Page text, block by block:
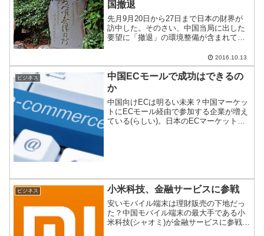
国撤退
先月9月20日から27日まで日本の財界が
訪中した。そのさい、中国当局に出した
要望に「撤退」の環境整備が含まれてお
2016.10.13
ビジネス
中国ECモールで成功はできるの
か
中国向けECは明るい未来？中国マーケッ
トにECモール経由で参加する企業が増え
ている(らしい)。日本のECマーケットの
ビジネス 小米科技、金融サービスに参戦
安いモバイル端末は理財販売の下地だっ
た？中国モバイル端末の最大手である小
米科技(シャオミ)が金融サービスに参戦を